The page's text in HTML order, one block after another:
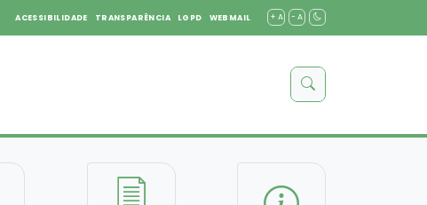
ACESSIBILIDADE TRANSPARÊNCIA LGPD WEBMAIL + A - A